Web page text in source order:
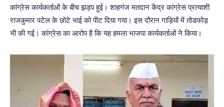
कांग्रेस कार्यकर्ताओं के बीच झड़प हुई। शाहगंज मतदान केंद्र कांग्रेस प्रत्याशी
राजकुमार पटेल के छोटे भाई को पीट दिया गया। इस दौरान गाड़ियों में तोडफोड़
भी की गई। कांग्रेस का आरोप है कि यह हमला भाजपा कार्यकर्ताओं ने किया।